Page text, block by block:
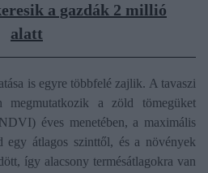
a gazdák 2 millió
alatt
is egyre többfelé zajlik. A tavaszi
megmutatkozik a zöld tömegüket
éves menetében, a maximális
egy átlagos szinttől, és a növények
így alacsony termésátlagokra van